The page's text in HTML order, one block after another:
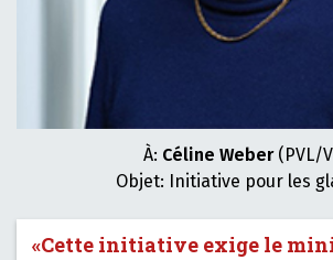
À: Céline Weber(PVL/
Objet: Initiative pour les
«Cette initiative exige le